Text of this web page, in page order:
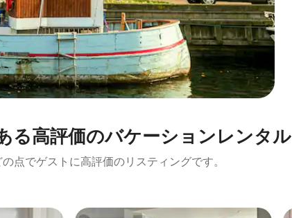
る高⁠評⁠価⁠のバ⁠ケ⁠ー⁠シ⁠ョ⁠ン⁠レ⁠ン⁠タ⁠ル
点でゲストに高評価のリスティングです。